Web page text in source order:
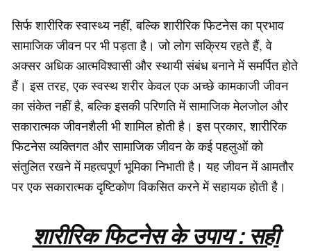
सिर्फ शारीरिक स्वास्थ्य नहीं, बल्कि शारीरिक फिटनेस का प्रभाव
सामाजिक जीवन पर भी पड़ता है। जो लोग सक्रिय रहते हैं, वे
अक्सर अधिक आत्मविश्वासी और स्थायी संबंध बनाने में समर्पित होते
हैं। इस तरह, एक स्वस्थ शरीर केवल एक अच्छे कामकाजी जीवन
का संकेत नहीं है, बल्कि इसकी परिणति में सामाजिक मेलजोल और
सकारात्मक जीवनशैली भी शामिल होती है। इस प्रकार, शारीरिक
फिटनेस व्यक्तिगत और सामाजिक जीवन के कई पहलुओं को
संतुलित रखने में महत्वपूर्ण भूमिका निभाती है। यह जीवन में आमतौर
पर एक सकारात्मक दृष्टिकोण विकसित करने में सहायक होती है।
शारीरिक फिटनेस के उपाय : सही